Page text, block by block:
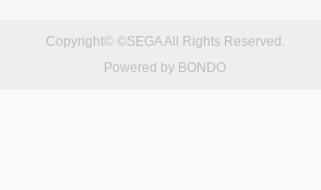
Copyright© ©SEGA All Rights Reserved.
Powered by BONDO